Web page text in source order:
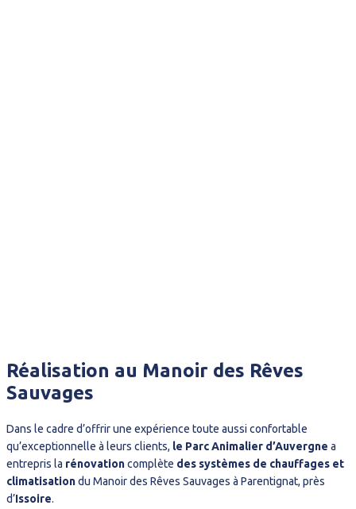
Réalisation au Manoir des Rêves
Sauvages
Dans le cadre d’offrir une expérience toute aussi confortable
qu’exceptionnelle à leurs clients, le Parc Animalier d’Auvergne a
entrepris la rénovationcomplète des systèmes de chauffages et
climatisationdu Manoir des Rêves Sauvages à Parentignat, près
d’Issoire.